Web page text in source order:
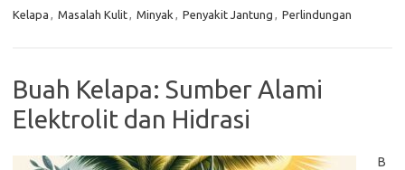
Kelapa , Masalah Kulit, Minyak , Penyakit Jantung , Perlindungan
Buah Kelapa: Sumber Alami
Elektrolit dan Hidrasi
B